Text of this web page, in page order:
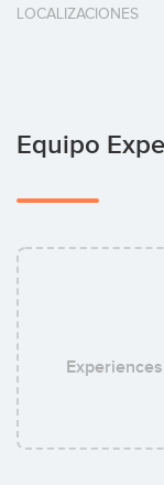
LOCALIZACIONES
Equipo